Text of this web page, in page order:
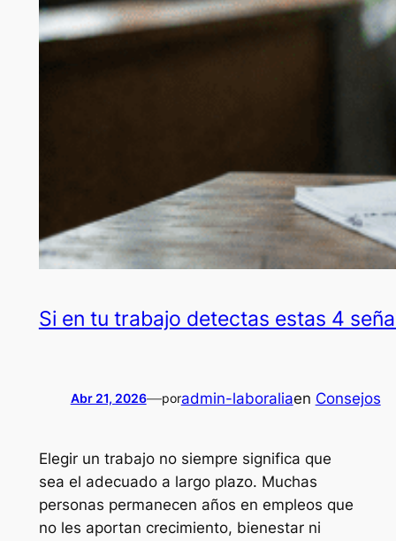
Si en tu trabajo detectas estas 4
Abr 21, 2026—poradmin-laboraliaen Consejos
Elegir un trabajo no siempre significa que
sea el adecuado a largo plazo. Muchas
personas permanecen años en empleos que
no les aportan crecimiento, bienestar ni